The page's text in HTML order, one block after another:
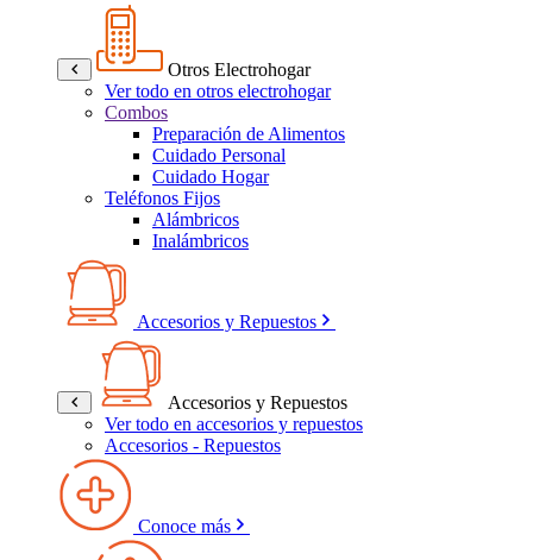
Otros Electrohogar
Ver todo en otros electrohogar
Combos
Preparación de Alimentos
Cuidado Personal
Cuidado Hogar
Teléfonos Fijos
Alámbricos
Inalámbricos
Accesorios y Repuestos
Accesorios y Repuestos
Ver todo en accesorios y repuestos
Accesorios - Repuestos
Conoce más